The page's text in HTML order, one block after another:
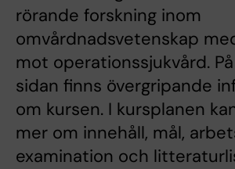
rörande forskning inom
omvårdnadsvetenskap
mot operationssjukvård.
sidan finns övergripande
om kursen. I kursplanen
mer om innehåll, mål,
examination och